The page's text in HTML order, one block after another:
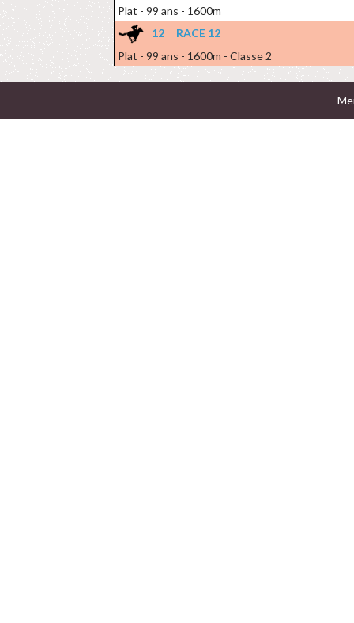
Plat - 99 ans - 1600m
12
RACE 12
Plat - 99 ans - 1600m - Classe 2